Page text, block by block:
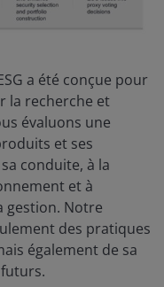
a été conçue pour
la recherche et
évaluons une
et ses
conduite, à la
et à
gestion. Notre
des pratiques
également de sa